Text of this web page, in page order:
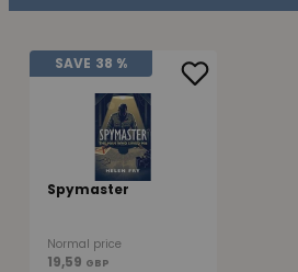
SAVE 38 %
Spymaster
Normal price
19,59 GBP